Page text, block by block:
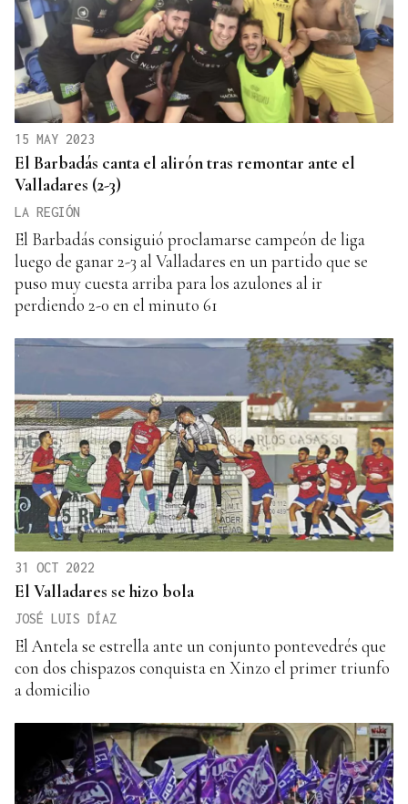
15 MAY 2023
El Barbadás canta el alirón tras remontar ante el
Valladares (2-3)
LA REGIÓN
El Barbadás consiguió proclamarse campeón de liga
luego de ganar 2-3 al Valladares en un partido que se
puso muy cuesta arriba para los azulones al ir
perdiendo 2-0 en el minuto 61
31 OCT 2022
El Valladares se hizo bola
JOSÉ LUIS DÍAZ
El Antela se estrella ante un conjunto pontevedrés que
con dos chispazos conquista en Xinzo el primer triunfo
a domicilio